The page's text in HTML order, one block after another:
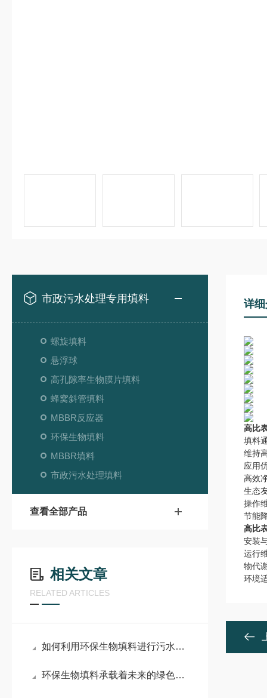
市政污水处理专用填料
螺旋填料
悬浮球
高孔隙率生物膜片填料
蜂窝斜管填料
MBBR反应器
环保生物填料
MBBR填料
市政污水处理填料
查看全部产品
相关文章
RELATED ARTICLES
如何利用环保生物填料进行污水处理？
环保生物填料承载着未来的绿色希望
详
高比
填料
维持
应用
高效
生态
操作
节能
高比
安装
运行
物代
环境